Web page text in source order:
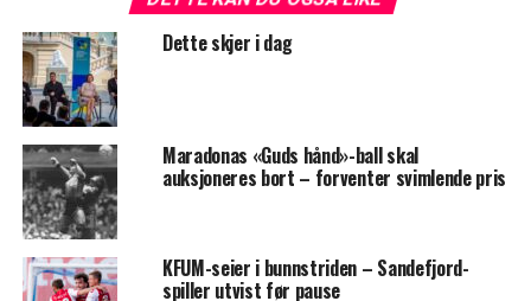
Dette skjer i dag
Maradonas «Guds hånd»-ball skal
auksjoneres bort – forventer svimlende pris
KFUM-seier i bunnstriden – Sandefjord-
spiller utvist før pause